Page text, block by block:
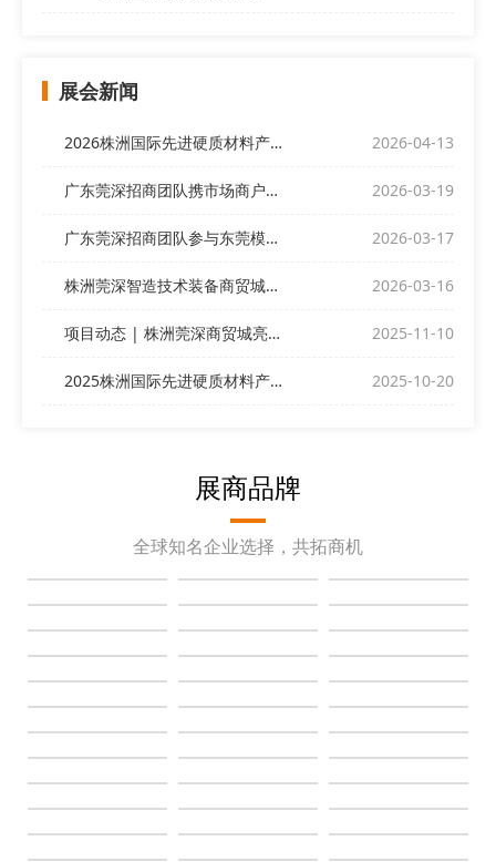
展会新闻
2026株洲国际先进硬质材料产业博览会欢迎全球客商前来 2026-04-13
广东莞深招商团队携市场商户代表亮相“偌伊之夜”，开展展会招商 2026-03-19
广东莞深招商团队参与东莞模协产销对接交流会 2026-03-17
株洲莞深智造技术装备商贸城与您相约ITES深圳工业展 2026-03-16
项目动态 | 株洲莞深商贸城亮相深圳DMP展 2025-11-10
2025株洲国际先进硬质材料产业博览会昨日盛大开幕！ 2025-10-20
展商品牌
全球知名企业选择，共拓商机